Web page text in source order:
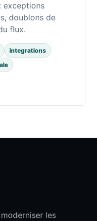
exceptions
doublons de
flux.
integrations
les